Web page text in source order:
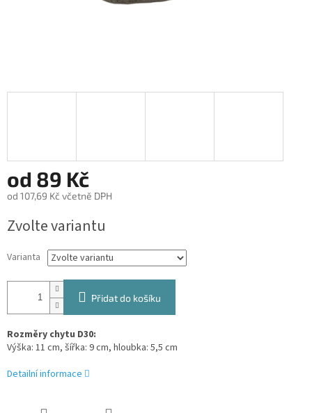
od 89 Kč
od 107,69 Kč včetně DPH
cena:
Zvolte variantu
Varianta
Přidat do košíku
Rozměry chytu D30:
Výška: 11 cm, šířka: 9 cm, hloubka: 5,5 cm
Detailní informace